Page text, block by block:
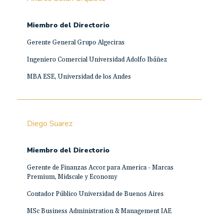
Miembro del Directorio
Gerente General Grupo Algeciras
Ingeniero Comercial Universidad Adolfo Ibáñez
MBA ESE, Universidad de los Andes
Diego Suarez
Miembro del Directorio
Gerente de Finanzas Accor para America - Marcas
Premium, Midscale y Economy
Contador Público Universidad de Buenos Aires
MSc Business Administration & Management IAE